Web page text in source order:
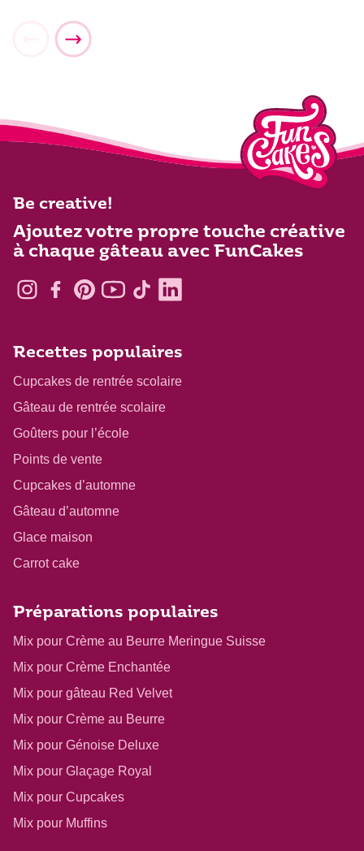
Be creative!
Ajoutez votre propre touche créative
à chaque gâteau avec FunCakes
Recettes populaires
Cupcakes de rentrée scolaire
Gâteau de rentrée scolaire
Goûters pour l’école
Points de vente
Cupcakes d’automne
Gâteau d’automne
Glace maison
Carrot cake
Préparations populaires
Mix pour Crème au Beurre Meringue Suisse
Mix pour Crème Enchantée
Mix pour gâteau Red Velvet
Mix pour Crème au Beurre
Mix pour Génoise Deluxe
Mix pour Glaçage Royal
Mix pour Cupcakes
Mix pour Muffins